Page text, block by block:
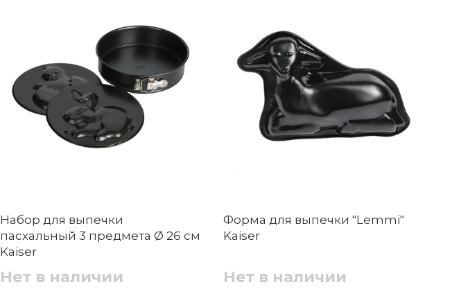
Набор для выпечки
пасхальный 3 предмета Ø 26 см
Kaiser
Нет в наличии
Форма для выпечки "Lemmi"
Kaiser
Нет в наличии